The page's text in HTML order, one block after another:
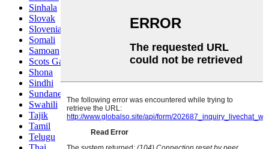
Sinhala
Slovak
Slovenian
Somali
Samoan
Scots Gaelic
Shona
Sindhi
Sundanese
Swahili
Tajik
Tamil
Telugu